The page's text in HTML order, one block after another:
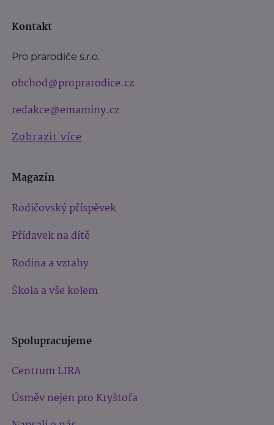
Kontakt
Pro prarodiče s.r.o.
obchod@proprarodice.cz
redakce@emaminy.cz
Zobrazit více
Magazín
Rodičovský příspěvek
Přídavek na dítě
Rodina a vztahy
Škola a vše kolem
Spolupracujeme
Centrum LIRA
Úsměv nejen pro Kryštofa